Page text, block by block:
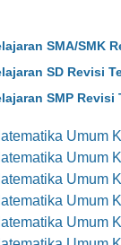
SMA/SMK
SD Revisi
SMP Revisi
Umum
Umum
Umum
Umum
Umum